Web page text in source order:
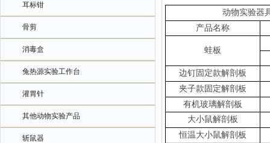
耳标钳
骨剪
消毒盒
兔热源实验工作台
灌胃针
其他动物实验产品
斩鼠器
动物实验器
产品名称
蛙板
边钉固定款解剖板
夹子款固定解剖板
有机玻璃解剖板
大小鼠解剖板
恒温大小鼠解剖板